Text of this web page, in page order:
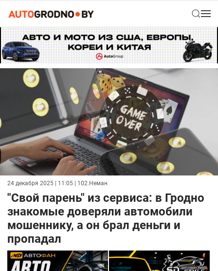
24 декабря 2025 | 11:05 | 102.Неман
"Свой парень" из сервиса: в Гродно
знакомые доверяли автомобили
мошеннику, а он брал деньги и
пропадал